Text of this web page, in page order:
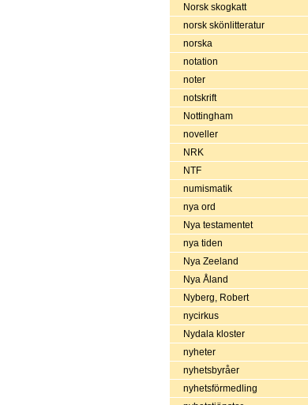
Norsk skogkatt
norsk skönlitteratur
norska
notation
noter
notskrift
Nottingham
noveller
NRK
NTF
numismatik
nya ord
Nya testamentet
nya tiden
Nya Zeeland
Nya Åland
Nyberg, Robert
nycirkus
Nydala kloster
nyheter
nyhetsbyråer
nyhetsförmedling